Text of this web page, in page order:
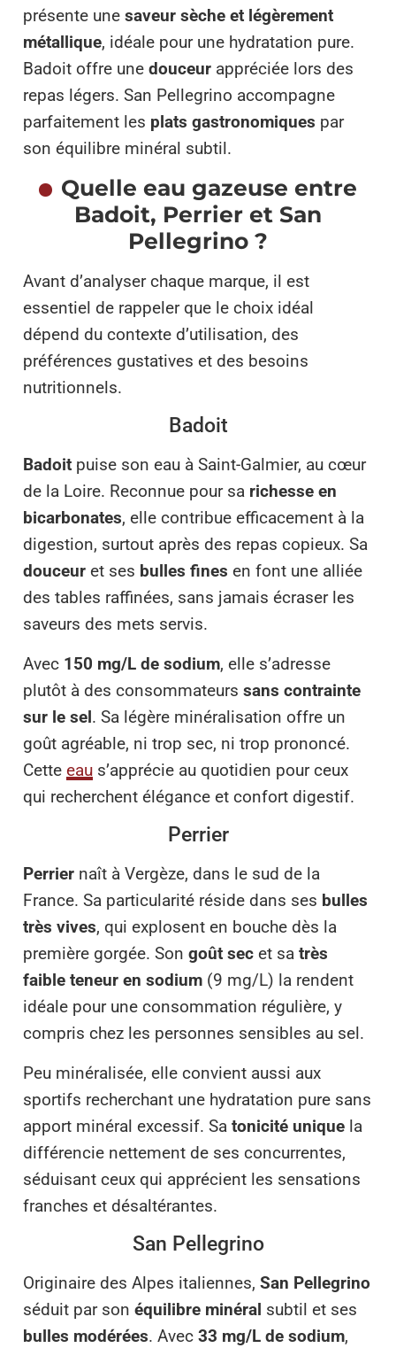
présente une saveur sèche et légèrement
métallique, idéale pour une hydratation pure.
Badoit offre une douceur appréciée lors des
repas légers. San Pellegrino accompagne
parfaitement les plats gastronomiques par
son équilibre minéral subtil.
Quelle eau gazeuse entre
Badoit, Perrier et San
Pellegrino ?
Avant d’analyser chaque marque, il est
essentiel de rappeler que le choix idéal
dépend du contexte d’utilisation, des
préférences gustatives et des besoins
nutritionnels.
Badoit
Badoit puise son eau à Saint-Galmier, au cœur
de la Loire. Reconnue pour sa richesse en
bicarbonates, elle contribue efficacement à la
digestion, surtout après des repas copieux. Sa
douceur et ses bulles fines en font une alliée
des tables raffinées, sans jamais écraser les
saveurs des mets servis.
Avec 150 mg/L de sodium, elle s’adresse
plutôt à des consommateurs sans contrainte
sur le sel. Sa légère minéralisation offre un
goût agréable, ni trop sec, ni trop prononcé.
Cette eau s’apprécie au quotidien pour ceux
qui recherchent élégance et confort digestif.
Perrier
Perrier naît à Vergèze, dans le sud de la
France. Sa particularité réside dans ses bulles
très vives, qui explosent en bouche dès la
première gorgée. Son goût sec et sa très
faible teneur en sodium (9 mg/L) la rendent
idéale pour une consommation régulière, y
compris chez les personnes sensibles au sel.
Peu minéralisée, elle convient aussi aux
sportifs recherchant une hydratation pure sans
apport minéral excessif. Sa tonicité unique la
différencie nettement de ses concurrentes,
séduisant ceux qui apprécient les sensations
franches et désaltérantes.
San Pellegrino
Originaire des Alpes italiennes, San Pellegrino
séduit par son équilibre minéral subtil et ses
bulles modérées. Avec 33 mg/L de sodium,